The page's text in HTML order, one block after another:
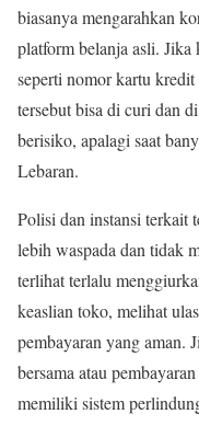
biasanya mengarahkan
platform belanja asli.
seperti nomor kartu
tersebut bisa di curi dan
berisiko, apalagi saat
Lebaran.
Polisi dan instansi terkait
lebih waspada dan tidak
terlihat terlalu
keaslian toko, melihat
pembayaran yang aman.
bersama atau
memiliki sistem